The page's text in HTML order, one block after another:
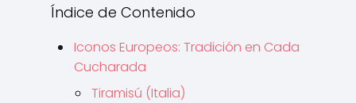
Índice de Contenido
Iconos Europeos: Tradición en Cada
Cucharada
Tiramisú (Italia)